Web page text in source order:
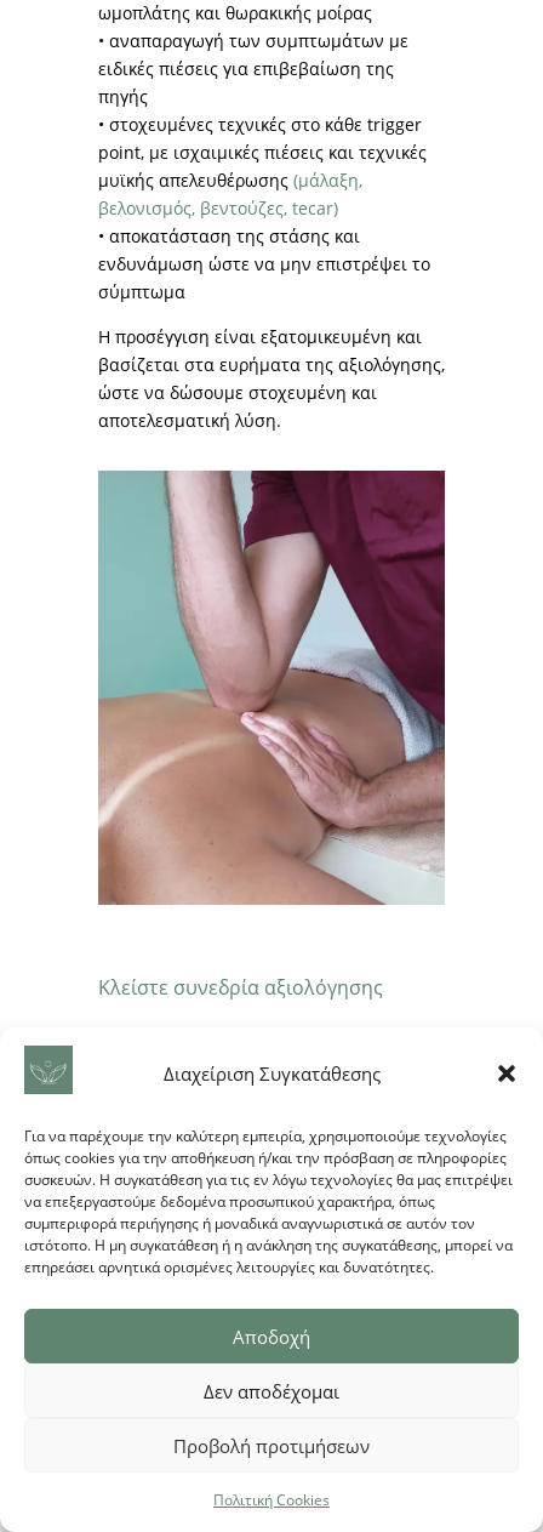
Διαχείριση Συγκατάθεσης
Για να παρέχουμε την καλύτερη εμπειρία, χρησιμοποιούμε τεχνολογίες
όπως cookies για την αποθήκευση ή/και την πρόσβαση σε πληροφορίες
συσκευών. Η συγκατάθεση για τις εν λόγω τεχνολογίες θα μας επιτρέψει
να επεξεργαστούμε δεδομένα προσωπικού χαρακτήρα, όπως
συμπεριφορά περιήγησης ή μοναδικά αναγνωριστικά σε αυτόν τον
ιστότοπο. Η μη συγκατάθεση ή η ανάκληση της συγκατάθεσης, μπορεί να
επηρεάσει αρνητικά ορισμένες λειτουργίες και δυνατότητες.
Αποδοχή
Δεν αποδέχομαι
Προβολή προτιμήσεων
Πολιτική Cookies
ωμοπλάτης και θωρακικής μοίρας
• αναπαραγωγή των συμπτωμάτων με
ειδικές πιέσεις για επιβεβαίωση της
πηγής
• στοχευμένες τεχνικές στο κάθε trigger
point, με ισχαιμικές πιέσεις και τεχνικές
μυϊκής απελευθέρωσης (μάλαξη,
βελονισμός, βεντούζες, tecar)
• αποκατάσταση της στάσης και
ενδυνάμωση ώστε να μην επιστρέψει το
σύμπτωμα
Η προσέγγιση είναι εξατομικευμένη και
βασίζεται στα ευρήματα της αξιολόγησης,
ώστε να δώσουμε στοχευμένη και
αποτελεσματική λύση.
Κλείστε συνεδρία αξιολόγησης
που υποψιάζεστε ότι προέρχεται από
κλείσετε συνεδρία στο Physiotherapy
Rituals στον Πειραιά. Μέσα από σωστή
αξιολόγηση εντοπίζουμε την πραγματική
αιτία και δημιουργούμε ένα
εξατομικευμένο πλάνο θεραπείας.
Κλείστε Ραντεβού